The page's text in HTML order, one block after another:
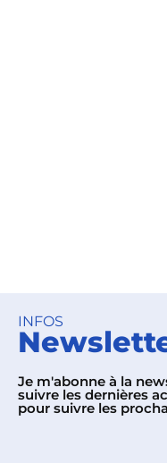
INFOS
Je m'abonne à la
suivre les dernières
pour suivre les